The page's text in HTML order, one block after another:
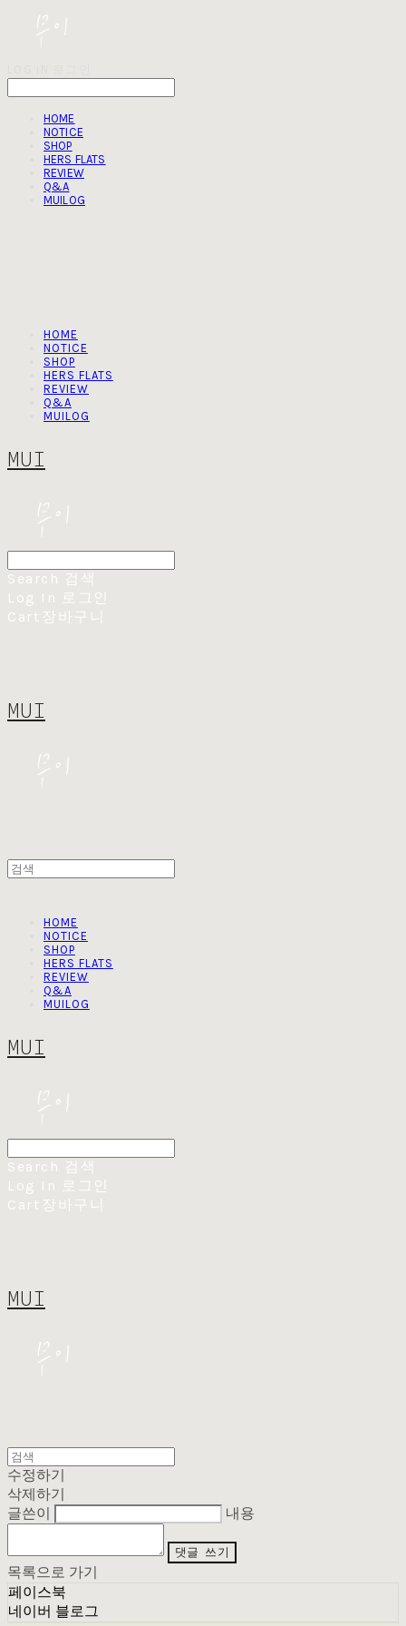
HOME
NOTICE
SHOP
HERS FLATS
REVIEW
Q&A
MUILOG
HOME
NOTICE
SHOP
HERS FLATS
REVIEW
Q&A
MUILOG
MUI
Search 검색
Log In 로그인
Cart 장바구니
MUI
HOME
NOTICE
SHOP
HERS FLATS
REVIEW
Q&A
MUILOG
MUI
Search 검색
Log In 로그인
Cart 장바구니
MUI
수정하기
삭제하기
글쓴이
내용
댓글 쓰기
목록으로 가기
페이스북
네이버 블로그